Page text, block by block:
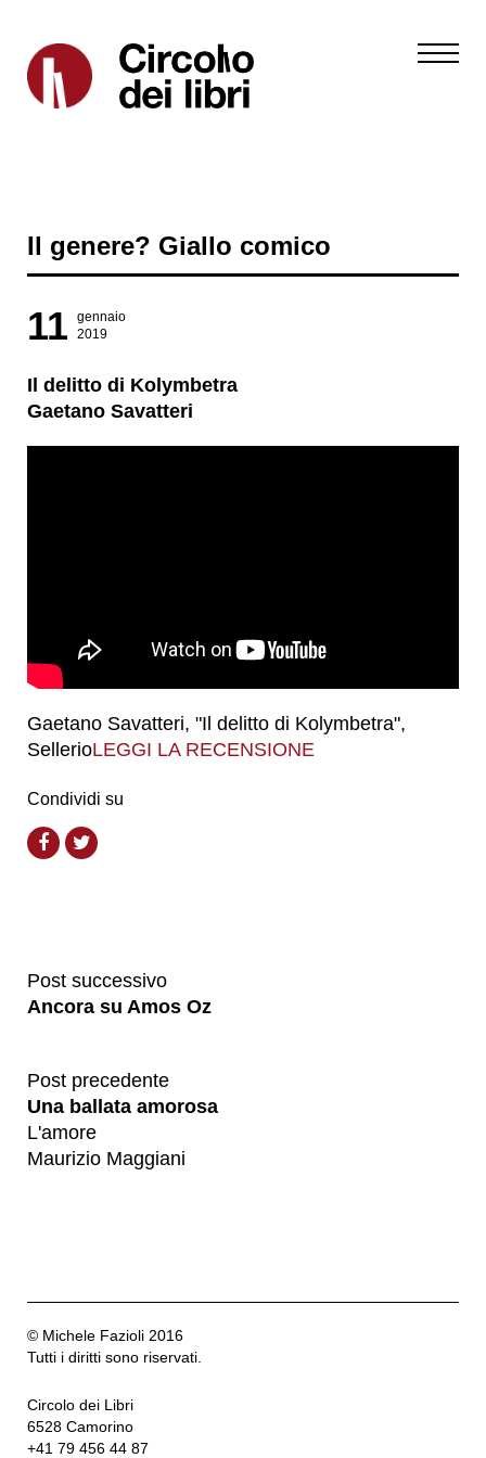
Il genere? Giallo comico
11
gennaio
2019
Il delitto di Kolymbetra
Gaetano Savatteri
Gaetano Savatteri, "Il delitto di Kolymbetra",
SellerioLEGGI LA RECENSIONE
Condividi su
Post successivo
Ancora su Amos Oz
Post precedente
Una ballata amorosa
L'amore
Maurizio Maggiani
© Michele Fazioli 2016
Tutti i diritti sono riservati.
Circolo dei Libri
6528 Camorino
+41 79 456 44 87